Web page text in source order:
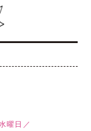
曜日／